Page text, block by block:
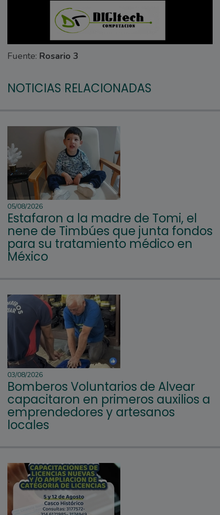
Fuente: Rosario 3
NOTICIAS RELACIONADAS
05/08/2026
Estafaron a la madre de Tomi, el
nene de Timbúes que junta fondos
para su tratamiento médico en
México
03/08/2026
Bomberos Voluntarios de Alvear
capacitaron en primeros auxilios a
emprendedores y artesanos
locales